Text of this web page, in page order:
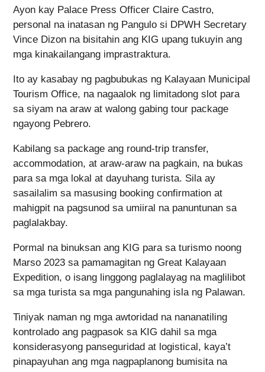
Ayon kay Palace Press Officer Claire Castro,
personal na inatasan ng Pangulo si DPWH Secretary
Vince Dizon na bisitahin ang KIG upang tukuyin ang
mga kinakailangang imprastraktura.
Ito ay kasabay ng pagbubukas ng Kalayaan Municipal
Tourism Office, na nagaalok ng limitadong slot para
sa siyam na araw at walong gabing tour package
ngayong Pebrero.
Kabilang sa package ang round-trip transfer,
accommodation, at araw-araw na pagkain, na bukas
para sa mga lokal at dayuhang turista. Sila ay
sasailalim sa masusing booking confirmation at
mahigpit na pagsunod sa umiiral na panuntunan sa
paglalakbay.
Pormal na binuksan ang KIG para sa turismo noong
Marso 2023 sa pamamagitan ng Great Kalayaan
Expedition, o isang linggong paglalayag na maglilibot
sa mga turista sa mga pangunahing isla ng Palawan.
Tiniyak naman ng mga awtoridad na nananatiling
kontrolado ang pagpasok sa KIG dahil sa mga
konsiderasyong panseguridad at logistical, kaya’t
pinapayuhan ang mga nagpaplanong bumisita na